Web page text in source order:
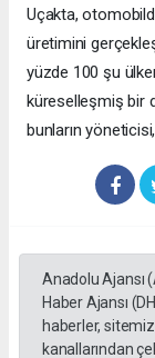
Uçakta,
üretimini
yüzde 100 şu
küreselleşmiş bir
bunların
Anadolu Ajansı
Haber Ajansı
haberler,
kanallarından